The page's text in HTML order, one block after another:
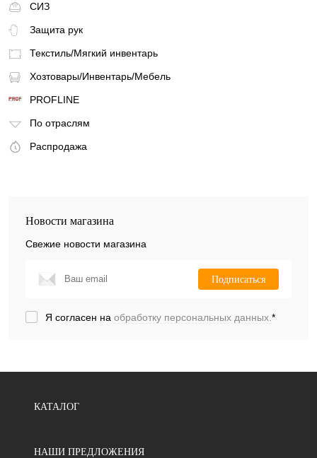
СИЗ
Защита рук
Текстиль/Мягкий инвентарь
Хозтовары/Инвентарь/Мебель
PROFLINE
По отраслям
Распродажа
Новости магазина
Свежие новости магазина
Подписаться
Я согласен на обработку персональных данных.*
КАТАЛОГ
НАШИ ПРЕДЛОЖЕНИЯ